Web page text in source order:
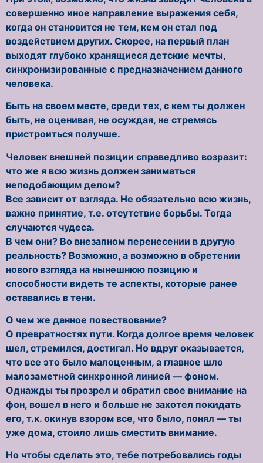
совершенно иное направление выражения себя,
когда он становится не тем, кем он стал под
воздействием других. Скорее, на первый план
выходят глубоко хранящиеся детские мечты,
синхронизированные с предназначением данного
человека.
Быть на своем месте, среди тех, с кем ты должен
быть, не оценивая, не осуждая, не стремясь
пристроиться получше.
Человек внешней позиции справедливо возразит:
что же я всю жизнь должен заниматься
неподобающим делом?
Все зависит от взгляда. Не обязательно всю жизнь,
важно принятие, т.е. отсутствие борьбы. Тогда
случаются чудеса.
В чем они? Во внезапном перенесении в другую
реальность? Возможно, а возможно в обретении
нового взгляда на нынешнюю позицию и
способности видеть те аспекты, которые ранее
оставались в тени.
О чем же данное повествование?
О превратностях пути. Когда долгое время человек
шел, стремился, достигал. Но вдруг оказывается,
что все это было малоценным, а главное шло
малозаметной синхронной линией — фоном.
Однажды ты прозрел и обратил свое внимание на
фон, вошел в него и больше не захотел покидать
его, т.к. окинув взором все, что было, понял — ты
уже дома, стоило лишь сместить внимание.
Но чтобы сделать это, тебе потребовались годы